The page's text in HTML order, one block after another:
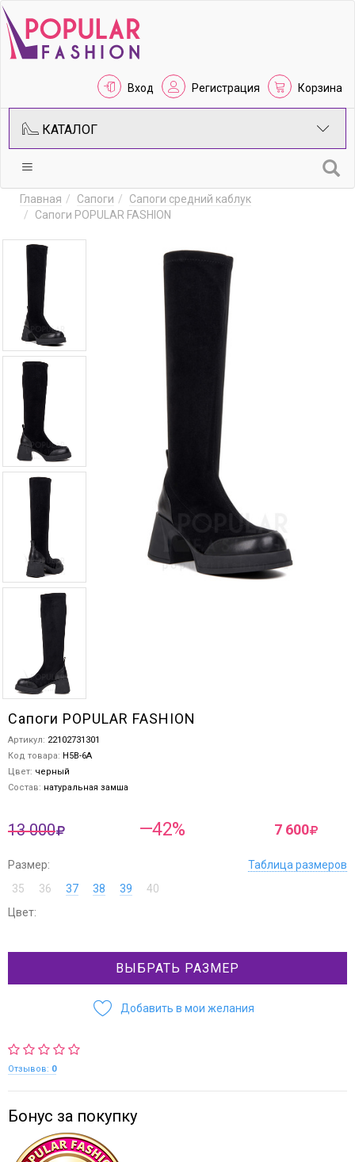
Вход Регистрация Корзина
КАТАЛОГ
Главная Сапоги
Сапоги средний каблук
Сапоги POPULAR FASHION
Сапоги POPULAR FASHION
Артикул: 22102731301
Код товара: H5B-6A
Цвет: черный
Состав: натуральная замша
13 000 —42% 7 600
Размер:
Таблица размеров
35
36 37 38 39
40
Цвет:
ВЫБРАТЬ РАЗМЕР
Добавить в мои желания
Отзывов: 0
Бонус за покупку